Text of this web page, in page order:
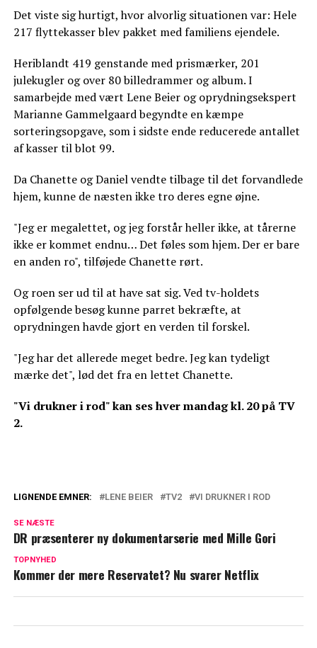
Det viste sig hurtigt, hvor alvorlig situationen var: Hele
217 flyttekasser blev pakket med familiens ejendele.
Heriblandt 419 genstande med prismærker, 201
julekugler og over 80 billedrammer og album. I
samarbejde med vært Lene Beier og oprydningsekspert
Marianne Gammelgaard begyndte en kæmpe
sorteringsopgave, som i sidste ende reducerede antallet
af kasser til blot 99.
Da Chanette og Daniel vendte tilbage til det forvandlede
hjem, kunne de næsten ikke tro deres egne øjne.
"Jeg er megalettet, og jeg forstår heller ikke, at tårerne
ikke er kommet endnu… Det føles som hjem. Der er bare
en anden ro", tilføjede Chanette rørt.
Og roen ser ud til at have sat sig. Ved tv-holdets
opfølgende besøg kunne parret bekræfte, at
oprydningen havde gjort en verden til forskel.
"Jeg har det allerede meget bedre. Jeg kan tydeligt
mærke det", lød det fra en lettet Chanette.
"Vi drukner i rod" kan ses hver mandag kl. 20 på TV
2.
tilbage
danskerne helt ind
LIGNENDE EMNER: LENE BEIER TV2 VI DRUKNER I ROD
SE NÆSTE
DR præsenterer ny dokumentarserie med Mille Gori
TOPNYHED
Kommer der mere Reservatet? Nu svarer Netflix